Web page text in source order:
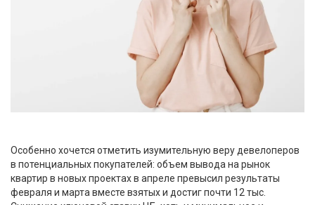
Особенно хочется отметить изумительную веру девелоперов
в потенциальных покупателей: объем вывода на рынок
квартир в новых проектах в апреле превысил результаты
февраля и марта вместе взятых и достиг почти 12 тыс.